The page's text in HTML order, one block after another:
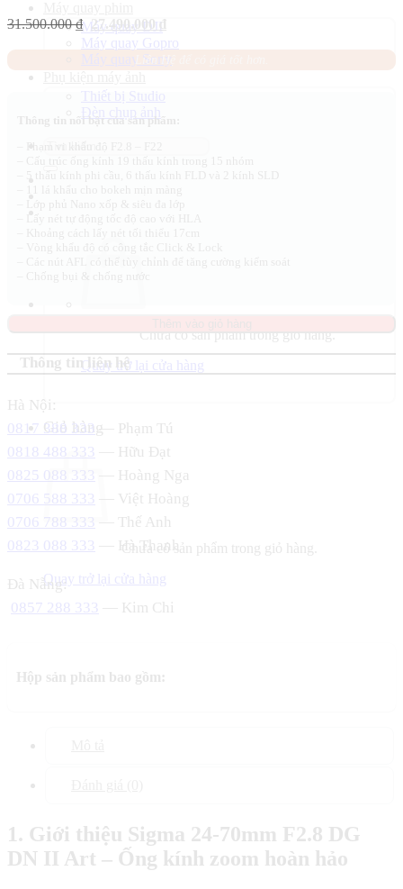
Máy quay DJI
Máy quay Gopro
Thiết bị Studio
Chưa có sản phẩm trong giỏ hàng.
Quay trở lại cửa hàng
Giỏ hàng
Chưa có sản phẩm trong giỏ hàng.
Quay trở lại cửa hàng
31.500.000₫ Giá
gốc
là:
27.490.000 ₫
tại
Thông tin liên hệ
Hà Nội:
0817 388 333 — Phạm Tú
0818 488 333
— Hữu Đạt
0825 088 333
— Hoàng Nga
0706 588 333
— Việt Hoàng
0706 788 333
— Thế Anh
0823 088 333
— Hà Thanh
Đà Nẵng:
0857 288 333
— Kim Chi
Hộp sản phẩm bao gồm:
1. Giới thiệu Sigma 24-70mm F2.8 DG
DN II Art – Ống kính zoom hoàn hảo